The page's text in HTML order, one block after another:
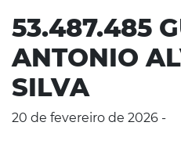
53.487.485
ANTONIO
SILVA
20 de fevereiro de 2026 -